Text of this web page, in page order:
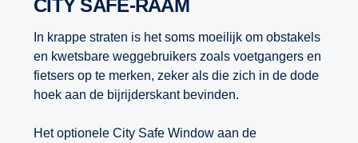
CITY SAFE-RAAM
In krappe straten is het soms moeilijk om obstakels
en kwetsbare weggebruikers zoals voetgangers en
fietsers op te merken, zeker als die zich in de dode
hoek aan de bijrijderskant bevinden.
Het optionele City Safe Window aan de